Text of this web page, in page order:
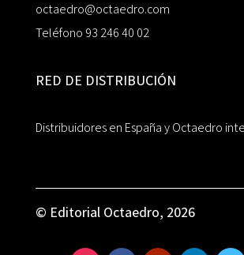
octaedro@octaedro.com
Teléfono 93 246 40 02
RED DE DISTRIBUCIÓN
Distribuidores en España y Octaedro
© Editorial Octaedro, 2026